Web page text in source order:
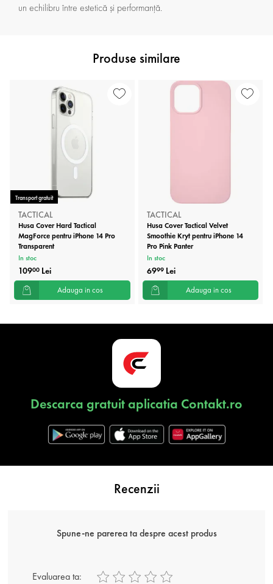
un echilibru între estetică și performanță.
Produse similare
Transport gratuit
TACTICAL
Husa Cover Hard Tactical
MagForce pentru iPhone 14 Pro
Transparent
In stoc
10900 Lei
Adauga in cos
TACTICAL
Husa Cover Tactical Velvet
Smoothie Kryt pentru iPhone 14
Pro Pink Panter
In stoc
6999Lei
Adauga in cos
Descarca gratuit aplicatia Contakt.ro
Recenzii
Spune-ne parerea ta despre acest produs
Evaluarea ta: